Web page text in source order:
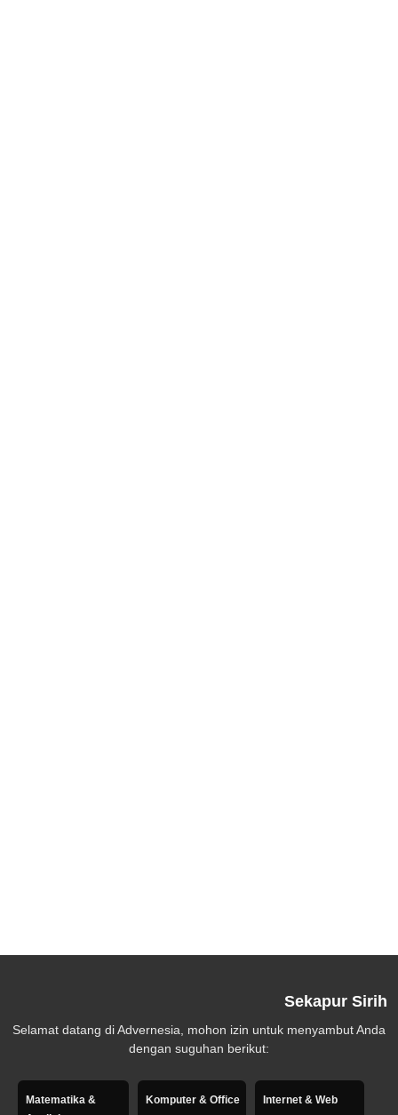
Sekapur Sirih
Selamat datang di Advernesia, mohon izin untuk menyambut Anda
dengan suguhan berikut:
Matematika &
Komputer & Office Internet & Web